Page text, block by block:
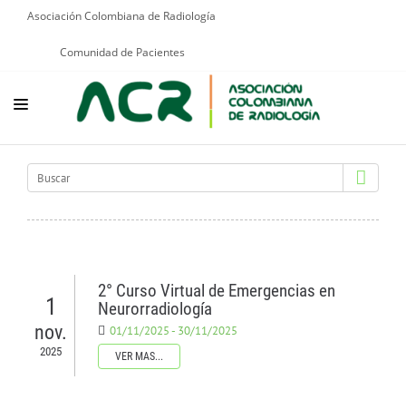
Asociación Colombiana de Radiología
Comunidad de Pacientes
NOSOTROS
PROGRAMAS POR PATOLOGÍAS
JURÍDICO
GRUPOS CIENTÍFICOS
1
nov.
2025
2° Curso Virtual de Emergencias en
Neurorradiología
01/11/2025 - 30/11/2025
VER MAS...